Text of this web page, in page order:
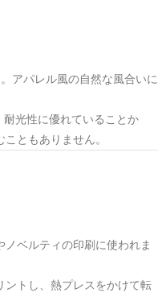
アパレル風の自然な風合いに
光性に優れていることか
ともありません。
ベルティの印刷に使われま
ントし、熱プレスをかけて転